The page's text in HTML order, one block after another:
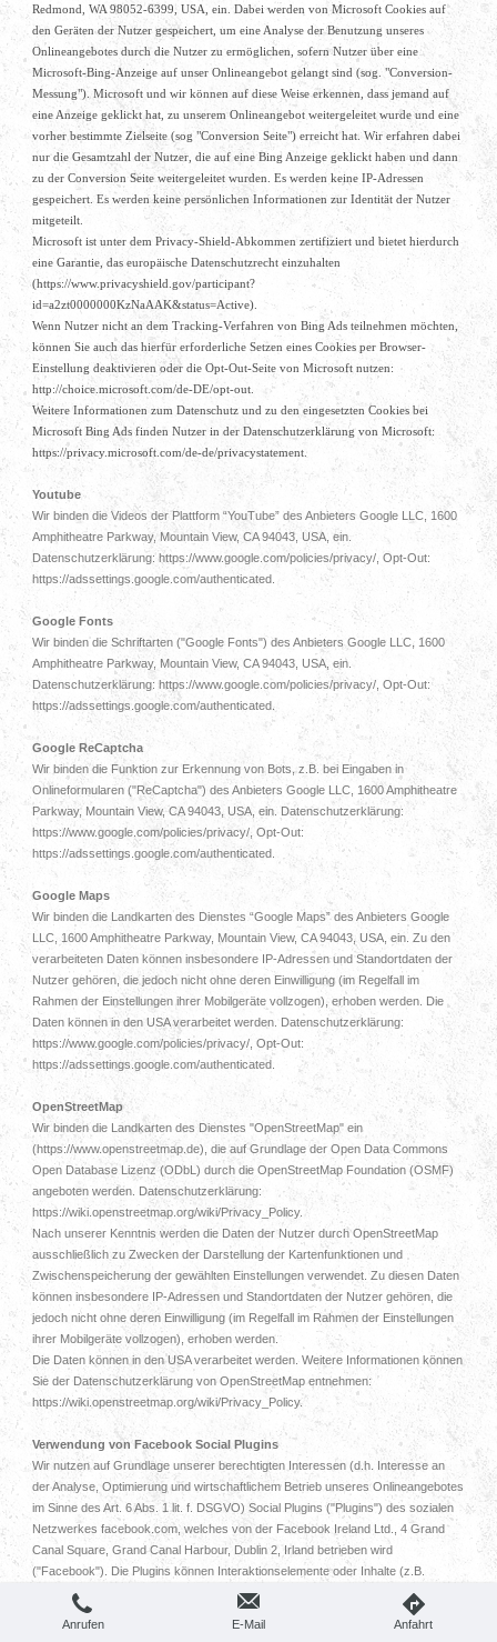
Redmond, WA 98052-6399, USA, ein. Dabei werden von Microsoft Cookies auf
den Geräten der Nutzer gespeichert, um eine Analyse der Benutzung unseres
Onlineangebotes durch die Nutzer zu ermöglichen, sofern Nutzer über eine
Microsoft-Bing-Anzeige auf unser Onlineangebot gelangt sind (sog. "Conversion-
Messung"). Microsoft und wir können auf diese Weise erkennen, dass jemand auf
eine Anzeige geklickt hat, zu unserem Onlineangebot weitergeleitet wurde und eine
vorher bestimmte Zielseite (sog "Conversion Seite") erreicht hat. Wir erfahren dabei
nur die Gesamtzahl der Nutzer, die auf eine Bing Anzeige geklickt haben und dann
zu der Conversion Seite weitergeleitet wurden. Es werden keine IP-Adressen
gespeichert. Es werden keine persönlichen Informationen zur Identität der Nutzer
mitgeteilt.
Microsoft ist unter dem Privacy-Shield-Abkommen zertifiziert und bietet hierdurch
eine Garantie, das europäische Datenschutzrecht einzuhalten
(https://www.privacyshield.gov/participant?
id=a2zt0000000KzNaAAK&status=Active).
Wenn Nutzer nicht an dem Tracking-Verfahren von Bing Ads teilnehmen möchten,
können Sie auch das hierfür erforderliche Setzen eines Cookies per Browser-
Einstellung deaktivieren oder die Opt-Out-Seite von Microsoft nutzen:
http://choice.microsoft.com/de-DE/opt-out.
Weitere Informationen zum Datenschutz und zu den eingesetzten Cookies bei
Microsoft Bing Ads finden Nutzer in der Datenschutzerklärung von Microsoft:
https://privacy.microsoft.com/de-de/privacystatement.
Youtube
Wir binden die Videos der Plattform “YouTube” des Anbieters Google LLC, 1600
Amphitheatre Parkway, Mountain View, CA 94043, USA, ein.
Datenschutzerklärung: https://www.google.com/policies/privacy/, Opt-Out:
https://adssettings.google.com/authenticated.
Google Fonts
Wir binden die Schriftarten ("Google Fonts") des Anbieters Google LLC, 1600
Amphitheatre Parkway, Mountain View, CA 94043, USA, ein.
Datenschutzerklärung: https://www.google.com/policies/privacy/, Opt-Out:
https://adssettings.google.com/authenticated.
Google ReCaptcha
Wir binden die Funktion zur Erkennung von Bots, z.B. bei Eingaben in
Onlineformularen ("ReCaptcha") des Anbieters Google LLC, 1600 Amphitheatre
Parkway, Mountain View, CA 94043, USA, ein. Datenschutzerklärung:
https://www.google.com/policies/privacy/, Opt-Out:
https://adssettings.google.com/authenticated.
Google Maps
Wir binden die Landkarten des Dienstes “Google Maps” des Anbieters Google
LLC, 1600 Amphitheatre Parkway, Mountain View, CA 94043, USA, ein. Zu den
verarbeiteten Daten können insbesondere IP-Adressen und Standortdaten der
Nutzer gehören, die jedoch nicht ohne deren Einwilligung (im Regelfall im
Rahmen der Einstellungen ihrer Mobilgeräte vollzogen), erhoben werden. Die
Daten können in den USA verarbeitet werden. Datenschutzerklärung:
https://www.google.com/policies/privacy/, Opt-Out:
https://adssettings.google.com/authenticated.
OpenStreetMap
Wir binden die Landkarten des Dienstes "OpenStreetMap" ein
(https://www.openstreetmap.de), die auf Grundlage der Open Data Commons
Open Database Lizenz (ODbL) durch die OpenStreetMap Foundation (OSMF)
angeboten werden. Datenschutzerklärung:
https://wiki.openstreetmap.org/wiki/Privacy_Policy.
Nach unserer Kenntnis werden die Daten der Nutzer durch OpenStreetMap
ausschließlich zu Zwecken der Darstellung der Kartenfunktionen und
Zwischenspeicherung der gewählten Einstellungen verwendet. Zu diesen Daten
können insbesondere IP-Adressen und Standortdaten der Nutzer gehören, die
jedoch nicht ohne deren Einwilligung (im Regelfall im Rahmen der Einstellungen
ihrer Mobilgeräte vollzogen), erhoben werden.
Die Daten können in den USA verarbeitet werden. Weitere Informationen können
Sie der Datenschutzerklärung von OpenStreetMap entnehmen:
https://wiki.openstreetmap.org/wiki/Privacy_Policy.
Verwendung von Facebook Social Plugins
Wir nutzen auf Grundlage unserer berechtigten Interessen (d.h. Interesse an
der Analyse, Optimierung und wirtschaftlichem Betrieb unseres Onlineangebotes
im Sinne des Art. 6 Abs. 1 lit. f. DSGVO) Social Plugins ("Plugins") des sozialen
Netzwerkes facebook.com, welches von der Facebook Ireland Ltd., 4 Grand
Canal Square, Grand Canal Harbour, Dublin 2, Irland betrieben wird
("Facebook"). Die Plugins können Interaktionselemente oder Inhalte (z.B.
Videos, Grafiken oder Textbeiträge) darstellen und sind an einem der Facebook
Logos erkennbar (weißes „f“ auf blauer Kachel, den Begriffen "Like", "Gefällt mir"
Anrufen E-Mail Anfahrt